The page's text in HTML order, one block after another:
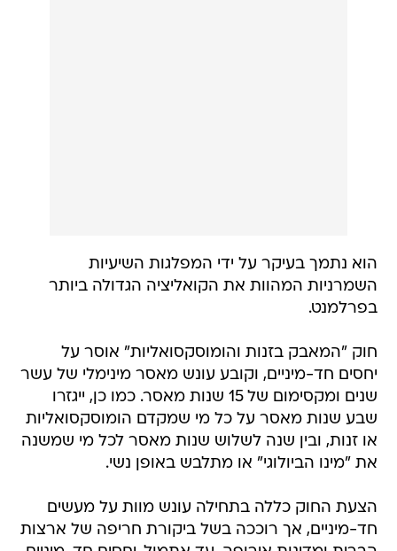
הוא נתמך בעיקר על ידי המפלגות השיעיות
השמרניות המהוות את הקואליציה הגדולה ביותר
בפרלמנט.
חוק "המאבק בזנות והומוסקסואליות" אוסר על
יחסים חד-מיניים, וקובע עונש מאסר מינימלי של עשר
שנים ומקסימום של 15 שנות מאסר. כמו כן, ייגזרו
שבע שנות מאסר על כל מי שמקדם הומוסקסואליות
או זנות, ובין שנה לשלוש שנות מאסר לכל מי שמשנה
את "מינו הביולוגי" או מתלבש באופן נשי.
הצעת החוק כללה בתחילה עונש מוות על מעשים
חד-מיניים, אך רוככה בשל ביקורת חריפה של ארצות